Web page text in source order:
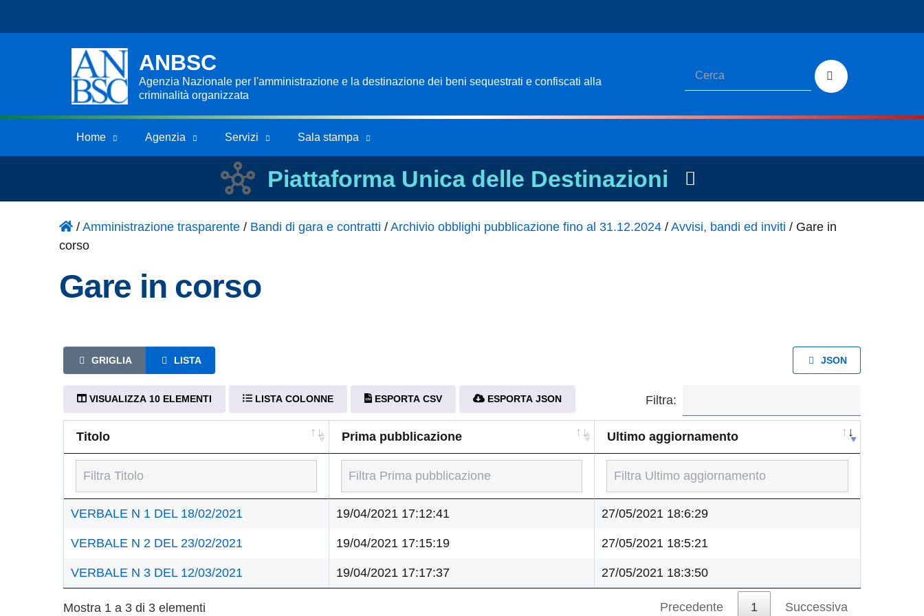
ANBSC
Agenzia Nazionale per l'amministrazione e la destinazione dei beni sequestrati e confiscati alla
criminalità organizzata
Home Agenzia Servizi Sala stampa
Piattaforma Unica delle Destinazioni
/Amministrazione trasparente / Bandi di gara e contratti /Archivio obblighi pubblicazione fino al 31.12.2024 /Avvisi, bandi ed inviti / Gare in
corso
Gare in corso
GRIGLIA LISTA JSON
VISUALIZZA 10 ELEMENTI LISTA COLONNE ESPORTA CSV ESPORTA JSON Filtra:
Titolo Prima pubblicazione Ultimo aggiornamento
Titolo Prima pubblicazione Ultimo aggiornamento
VERBALE N 1 DEL 18/02/2021 19/04/2021 17:12:41 27/05/2021 18:6:29
VERBALE N 2 DEL 23/02/2021 19/04/2021 17:15:19 27/05/2021 18:5:21
VERBALE N 3 DEL 12/03/2021 19/04/2021 17:17:37 27/05/2021 18:3:50
Mostra 1 a 3 di 3 elementi Precedente 1 Successiva